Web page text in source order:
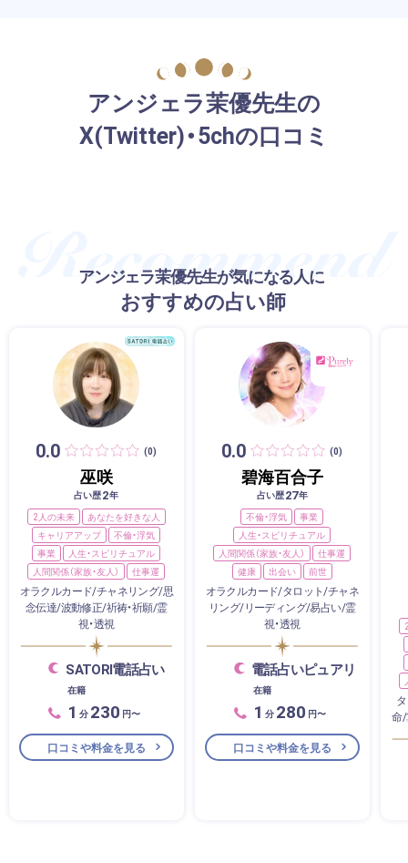
アンジェラ茉優先生の
X(Twitter)・5chの口コミ
アンジェラ茉優先生が気になる人に
おすすめの占い師
0.0 (0)
巫咲
占い歴2年
2人の未来
あなたを好きな人
キャリアアップ
不倫・浮気
事業
人生・スピリチュアル
人間関係（家族・友人）
仕事運
オラクルカード/チャネリング/思
念伝達/波動修正/祈祷・祈願/霊
視・透視
SATORI電話占い
在籍
1 分 230 円〜
口コミや料金を見る
0.0 (0)
碧海百合子
占い歴27年
不倫・浮気
事業
人生・スピリチュアル
人間関係（家族・友人）
仕事運
健康
出会い 前世
オラクルカード/タロット/チャネ
リング/リーディング/易占い/霊
視・透視
電話占いピュアリ
在籍
1 分 280 円〜
口コミや料金を見る
命/